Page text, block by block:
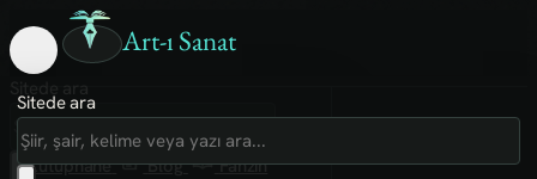
Art-ı Sanat
Sitede ara
Art-ı Sosyal
İmece
Kütüphane
Blog
Fanzin